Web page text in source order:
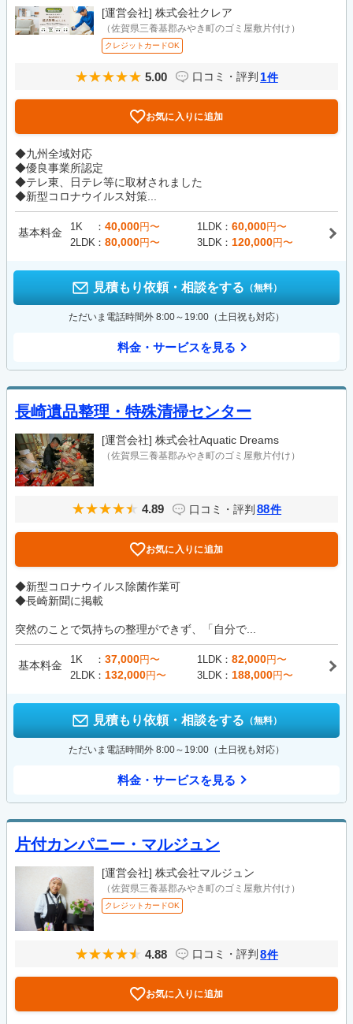
[運営会社] 株式会社クレア
（佐賀県三養基郡みやき町のゴミ屋敷片付け）
クレジットカードOK
5.00 口コミ・評判 1件
お気に入りに追加
◆九州全域対応
◆優良事業所認定
◆テレ東、日テレ等に取材されました
◆新型コロナウイルス対策...
基本料金 1K 40,000円〜 1LDK 60,000円〜
2LDK
80,000円〜 3LDK 120,000円〜
見積もり依頼・相談をする （無料）
ただいま電話時間外 8:00～19:00（土日祝も対応）
料金・サービスを見る
長崎遺品整理・特殊清掃センター
[運営会社] 株式会社Aquatic Dreams
（佐賀県三養基郡みやき町のゴミ屋敷片付け）
4.89 口コミ・評判 88件
お気に入りに追加
◆新型コロナウイルス除菌作業可
◆長崎新聞に掲載
突然のことで気持ちの整理ができず、「自分で...
基本料金 1K 37,000円〜 1LDK 82,000円〜
2LDK
132,000円〜 3LDK 188,000円〜
見積もり依頼・相談をする （無料）
ただいま電話時間外 8:00～19:00（土日祝も対応）
料金・サービスを見る
片付カンパニー・マルジュン
[運営会社] 株式会社マルジュン
（佐賀県三養基郡みやき町のゴミ屋敷片付け）
クレジットカードOK
4.88 口コミ・評判 8件
お気に入りに追加